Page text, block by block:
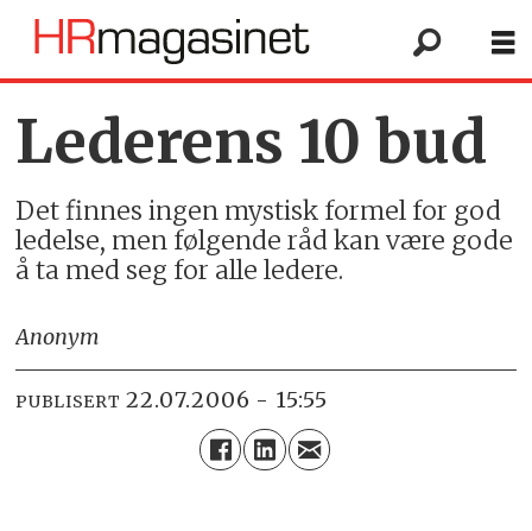
Lederens 10 bud
Det finnes ingen mystisk formel for god
ledelse, men følgende råd kan være gode
å ta med seg for alle ledere.
Anonym
PUBLISERT 22.07.2006 - 15:55